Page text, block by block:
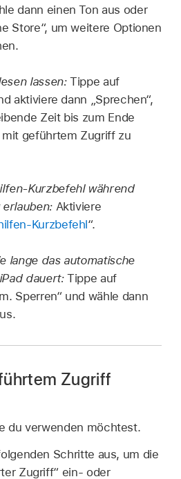
dann einen Ton aus oder
Store“, um weitere Optionen
lassen:Tippe auf
aktiviere dann „Sprechen“,
Zeit bis zum Ende
geführtem Zugriff zu
Kurzbefehl während
Aktiviere
Kurzbefehl“.
lange das automatische
dauert:Tippe auf
Sperren“ und wähle dann
Zugriff
du verwenden möchtest.
Schritte aus, um die
Zugriff“ ein- oder